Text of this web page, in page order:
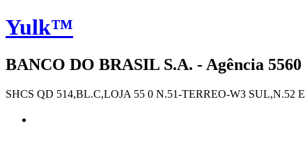
Yulk™
BANCO DO BRASIL S.A. - Agência
SHCS QD 514,BL.C,LOJA 55 0 N.51-TERREO-W3 SUL,N.52